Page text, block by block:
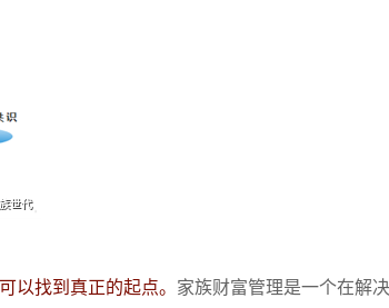
找到真正的起点。 家族财富管理是一个在解